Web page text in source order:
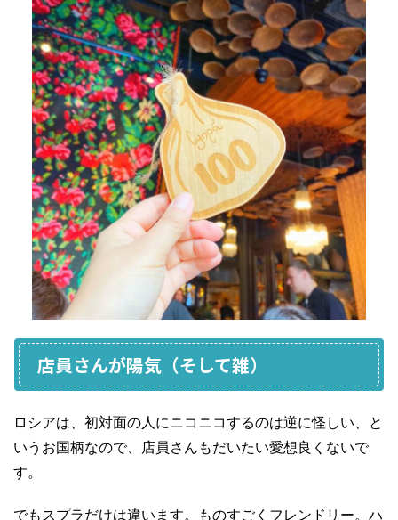
店員さんが陽気（そして雑）
ロシアは、初対面の人にニコニコするのは逆に怪しい、と
いうお国柄なので、店員さんもだいたい愛想良くないで
す。
でもスプラだけは違います。ものすごくフレンドリー。ハ